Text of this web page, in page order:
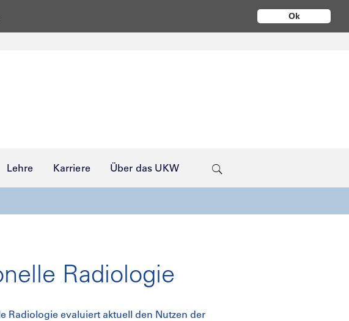
Ok
Lehre Karriere Über das UKW
Radiologie
Radiologie evaluiert aktuell den Nutzen der